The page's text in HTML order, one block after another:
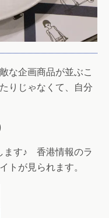
な企画商品が並ぶこ
りじゃなくて、自分
ます♪ 香港情報のラ
トが見られます。